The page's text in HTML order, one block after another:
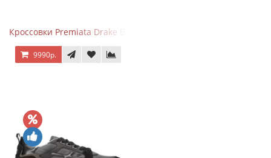
Кроссовки Premiata Drake Black Brown
9990р.